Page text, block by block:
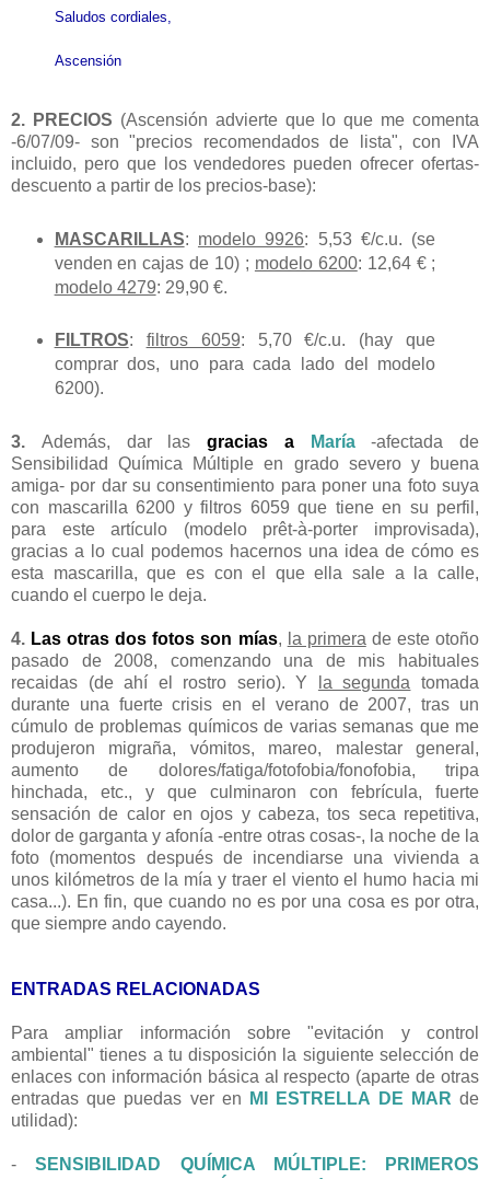
Saludos cordiales,
Ascensión
2. PRECIOS (Ascensión advierte que lo que me comenta
-6/07/09- son "precios recomendados de lista", con IVA
incluido, pero que los vendedores pueden ofrecer ofertas-
descuento a partir de los precios-base):
MASCARILLAS: modelo 9926: 5,53 €/c.u. (se
venden en cajas de 10) ; modelo 6200: 12,64 € ;
modelo 4279: 29,90 €.
FILTROS: filtros 6059: 5,70 €/c.u. (hay que
comprar dos, uno para cada lado del modelo
6200).
3. Además, dar las gracias a María-afectada de
Sensibilidad Química Múltiple en grado severo y buena
amiga- por dar su consentimiento para poner una foto suya
con mascarilla 6200 y filtros 6059 que tiene en su perfil,
para este artículo (modelo prêt-à-porter improvisada),
gracias a lo cual podemos hacernos una idea de cómo es
esta mascarilla, que es con el que ella sale a la calle,
cuando el cuerpo le deja.
4. Las otras dos fotos son mías, la primera de este otoño
pasado de 2008, comenzando una de mis habituales
recaidas (de ahí el rostro serio). Y
la segunda tomada
durante una fuerte crisis en el verano de 2007, tras un
cúmulo de problemas químicos de varias semanas que me
produjeron migraña, vómitos, mareo, malestar general,
aumento de dolores/fatiga/fotofobia/fonofobia, tripa
hinchada, etc., y que culminaron con febrícula, fuerte
sensación de calor en ojos y cabeza, tos seca repetitiva,
dolor de garganta y afonía -entre otras cosas-, la noche de la
foto (momentos después de incendiarse una vivienda a
unos kilómetros de la mía y traer el viento el humo hacia mi
casa...). En fin, que cuando no es por una cosa es por otra,
que siempre ando cayendo.
ENTRADAS RELACIONADAS
Para ampliar información sobre "evitación y control
ambiental" tienes a tu disposición la siguiente selección de
enlaces con información básica al respecto (aparte de otras
entradas que puedas ver en
MI ESTRELLA DE MAR de
utilidad):
-SENSIBILIDAD QUÍMICA MÚLTIPLE: PRIMEROS